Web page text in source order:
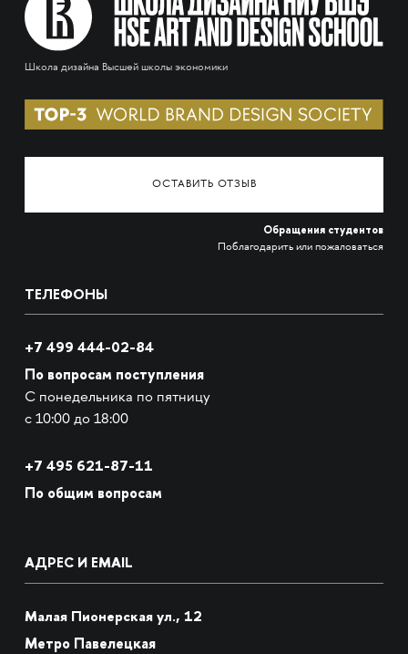
Школа дизайна Высшей школы экономики
ОСТАВИТЬ ОТЗЫВ
Обращения студентов
Поблагодарить или пожаловаться
ТЕЛЕФОНЫ
+7 499 444-02-84
По вопросам поступления
С понедельника по пятницу
с 10:00 до 18:00
+7 495 621-87-11
По общим вопросам
АДРЕС И EMAIL
Малая Пионерская ул., 12
Метро Павелецкая